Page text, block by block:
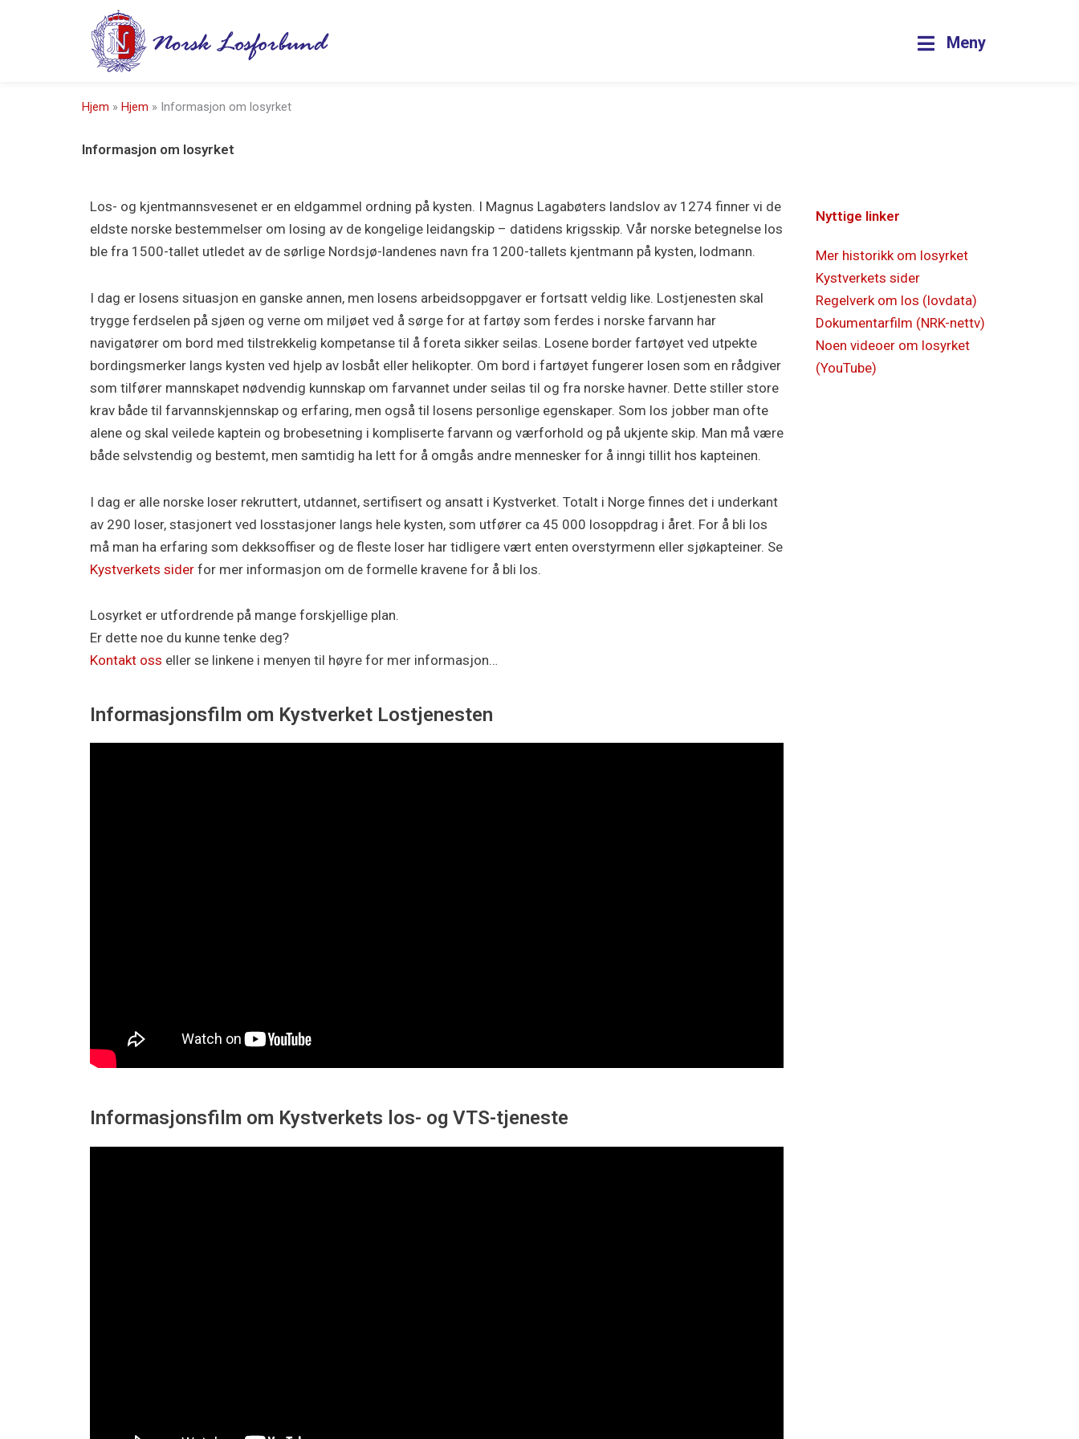
Meny
Hjem » Hjem » Informasjon om losyrket
Informasjon om losyrket
Los- og kjentmannsvesenet er en eldgammel ordning på kysten. I Magnus Lagabøters landslov av 1274 finner vi de
eldste norske bestemmelser om losing av de kongelige leidangskip – datidens krigsskip. Vår norske betegnelse los
ble fra 1500-tallet utledet av de sørlige Nordsjø-landenes navn fra 1200-tallets kjentmann på kysten, lodmann.
I dag er losens situasjon en ganske annen, men losens arbeidsoppgaver er fortsatt veldig like. Lostjenesten skal
trygge ferdselen på sjøen og verne om miljøet ved å sørge for at fartøy som ferdes i norske farvann har
navigatører om bord med tilstrekkelig kompetanse til å foreta sikker seilas. Losene border fartøyet ved utpekte
bordingsmerker langs kysten ved hjelp av losbåt eller helikopter. Om bord i fartøyet fungerer losen som en rådgiver
som tilfører mannskapet nødvendig kunnskap om farvannet under seilas til og fra norske havner. Dette stiller store
krav både til farvannskjennskap og erfaring, men også til losens personlige egenskaper. Som los jobber man ofte
alene og skal veilede kaptein og brobesetning i kompliserte farvann og værforhold og på ukjente skip. Man må være
både selvstendig og bestemt, men samtidig ha lett for å omgås andre mennesker for å inngi tillit hos kapteinen.
I dag er alle norske loser rekruttert, utdannet, sertifisert og ansatt i Kystverket. Totalt i Norge finnes det i underkant
av 290 loser, stasjonert ved losstasjoner langs hele kysten, som utfører ca 45 000 losoppdrag i året. For å bli los
må man ha erfaring som dekksoffiser og de fleste loser har tidligere vært enten overstyrmenn eller sjøkapteiner. Se
Kystverkets sider for mer informasjon om de formelle kravene for å bli los.
Losyrket er utfordrende på mange forskjellige plan.
Er dette noe du kunne tenke deg?
Kontakt oss eller se linkene i menyen til høyre for mer informasjon…
Informasjonsfilm om Kystverket Lostjenesten
Informasjonsfilm om Kystverkets los- og VTS-tjeneste
Nyttige linker
Mer historikk om losyrket
Kystverkets sider
Regelverk om los (lovdata)
Dokumentarfilm (NRK-nettv)
Noen videoer om losyrket
(YouTube)